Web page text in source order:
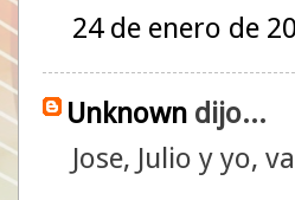
24 de enero de
Unknown dijo...
Jose, Julio y yo,